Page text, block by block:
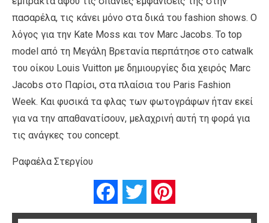
πασαρέλα, τις κάνει μόνο στα δικά του fashion shows. Ο
λόγος για την Kate Moss και τον Marc Jacobs. Το top
model από τη Μεγάλη Βρετανία περπάτησε στο catwalk
του οίκου Louis Vuitton με δημιουργίες δια χειρός Marc
Jacobs στο Παρίσι, στα πλαίσια του Paris Fashion
Week. Και φυσικά τα φλας των φωτογράφων ήταν εκεί
για να την απαθανατίσουν, μελαχρινή αυτή τη φορά για
τις ανάγκες του concept.
Ραφαέλα Στεργίου
FacebookTwitter